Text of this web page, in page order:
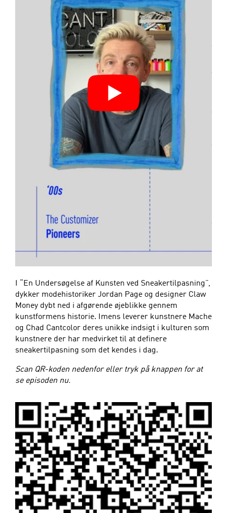
I “En Undersøgelse af Kunsten ved Sneakertilpasning”,
dykker modehistoriker Jordan Page og designer Claw
Money dybt ned i afgørende øjeblikke gennem
kunstformens historie. Imens leverer kunstnere Mache
og Chad Cantcolor deres unikke indsigt i kulturen som
kunstnere der har medvirket til at definere
sneakertilpasning som det kendes i dag.
Scan QR-koden nedenfor eller tryk på knappen for at
se episoden nu.